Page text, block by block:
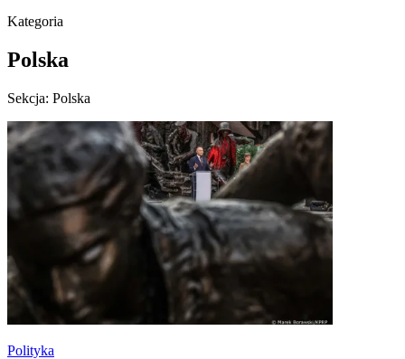
Kategoria
Polska
Sekcja: Polska
Polityka